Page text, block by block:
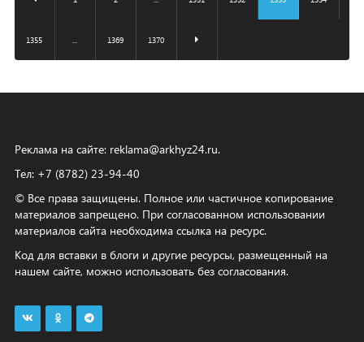
1355 1369 1370
Реклама на сайте: reklama@arkhyz24.ru.
Тел: +7 (8782) 23‑94‑40
© Все права защищены. Полное или частичное копирование
материалов запрещено. При согласованном использовании
материалов сайта необходима ссылка на ресурс.
Код для вставки в блоги и другие ресурсы, размещенный на
нашем сайте, можно использовать без согласования.